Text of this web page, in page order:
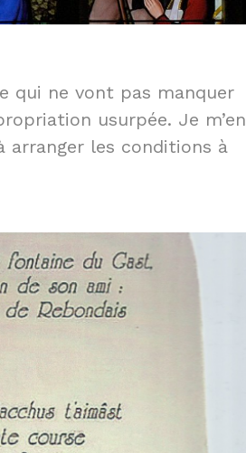
qui ne vont pas manquer
usurpée. Je m’en
arranger les conditions à